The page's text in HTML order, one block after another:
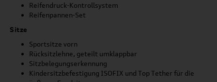
Reifendruck-Kontrollsystem
Reifenpannen-Set
Sitze
Sportsitze vorn
Rücksitzlehne, geteilt umklappbar
Sitzbelegungserkennung
Kindersitzbefestigung ISOFIX und Top Tether für die